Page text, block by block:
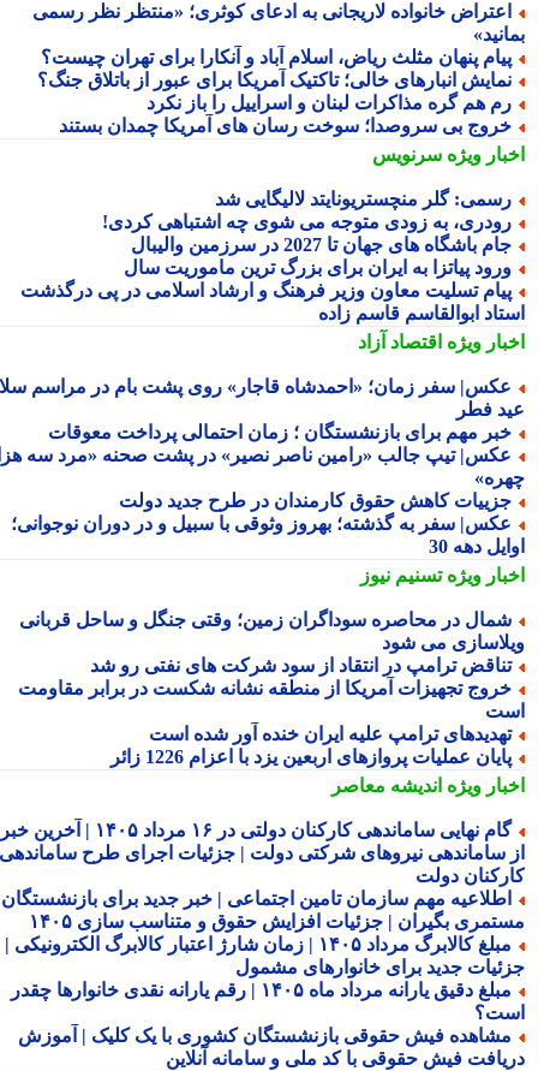
خانواده لاریجانی به ادعای کوثری؛ «منتظر نظر رسمی
پنهان مثلث ریاض، اسلام آباد و آنکارا برای تهران چیست؟
انبارهای خالی؛ تاکتیک آمریکا برای عبور از باتلاق جنگ؟
هم گره مذاکرات لبنان و اسراییل را باز نکرد
بی سروصدا؛ سوخت رسان های آمریکا چمدان بستند
ویژهسرنویس
گلر منچستریونایتد لالیگایی شد
به زودی متوجه می شوی چه اشتباهی کردی!
باشگاه های جهان تا 2027 در سرزمین والیبال
پیاتزا به ایران برای بزرگ ترین ماموریت سال
تسلیت معاون وزیر فرهنگ و ارشاد اسلامی در پی درگذشت
ابوالقاسم قاسم زاده
ویژهاقتصاد آزاد
سفر زمان؛ «احمدشاه قاجار» روی پشت بام در مراسم سلام
فطر
مهم برای بازنشستگان ؛ زمان احتمالی پرداخت معوقات
تیپ جالب «رامین ناصر نصیر» در پشت صحنه «مرد سه هزار
کاهش حقوق کارمندان در طرح جدید دولت
سفر به گذشته؛ بهروز وثوقی با سبیل و در دوران نوجوانی؛
دهه 30
ویژهتسنیم نیوز
در محاصره سوداگران زمین؛ وقتی جنگل و ساحل قربانی
می شود
ترامپ در انتقاد از سود شرکت های نفتی رو شد
تجهیزات آمریکا از منطقه نشانه شکست در برابر مقاومت
ترامپ علیه ایران خنده آور شده است
عملیات پروازهای اربعین یزد با اعزام 1226 زائر
ویژهاندیشه معاصر
گام نهایی ساماندهی کارکنان دولتی در ۱۶ مرداد ۱۴۰۵ | آخرین خبر
ساماندهی نیروهای شرکتی دولت | جزئیات اجرای طرح ساماندهی
دولت
مهم سازمان تامین اجتماعی | خبر جدید برای بازنشستگان و
بگیران | جزئیات افزایش حقوق و متناسب سازی ۱۴۰۵
مبلغ کالابرگ مرداد ۱۴۰۵ | زمان شارژ اعتبار کالابرگ الکترونیکی |
جدید برای خانوارهای مشمول
مبلغ دقیق یارانه مرداد ماه ۱۴۰۵ | رقم یارانه نقدی خانوارها چقدر
فیش حقوقی بازنشستگان کشوری با یک کلیک | آموزش
فیش حقوقی با کد ملی و سامانه آنلاین